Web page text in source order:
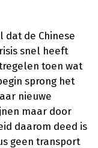
dat de Chinese
snel heeft
toen wat
sprong het
nieuwe
maar door
daarom deed is
geen transport